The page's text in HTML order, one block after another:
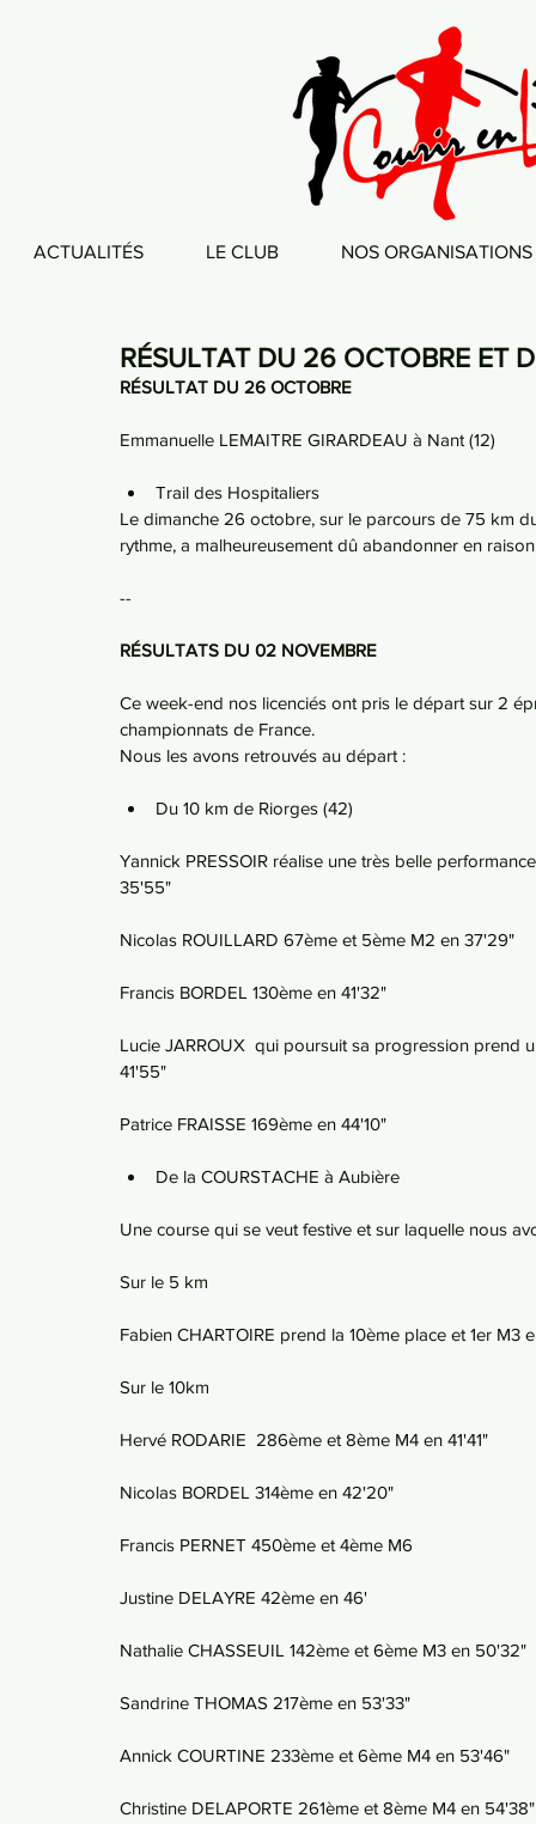
ACTUALITÉS LE CLUB NOS ORGANISATIONS
RÉSULTAT DU 26 OCTOBRE ET
RÉSULTAT DU 26 OCTOBRE
Emmanuelle LEMAITRE GIRARDEAU à Nant (12)
Trail des Hospitaliers
Le dimanche 26 octobre, sur le parcours de 75 km
rythme, a malheureusement dû abandonner en
--
RÉSULTATS DU 02 NOVEMBRE
Ce week-end nos licenciés ont pris le départ sur 2
championnats de France.
Nous les avons retrouvés au départ :
Du 10 km de Riorges (42)
Yannick PRESSOIR réalise une très belle
35'55"
Nicolas ROUILLARD 67ème et 5ème M2 en 37'29"
Francis BORDEL 130ème en 41'32"
Lucie JARROUX  qui poursuit sa progression prend
41'55"
Patrice FRAISSE 169ème en 44'10"
De la COURSTACHE à Aubière
Une course qui se veut festive et sur laquelle nous
Sur le 5 km
Fabien CHARTOIRE prend la 10ème place et 1er M3
Sur le 10km
Hervé RODARIE  286ème et 8ème M4 en 41'41"
Nicolas BORDEL 314ème en 42'20"
Francis PERNET 450ème et 4ème M6
Justine DELAYRE 42ème en 46'
Nathalie CHASSEUIL 142ème et 6ème M3 en 50'32"
Sandrine THOMAS 217ème en 53'33"
Annick COURTINE 233ème et 6ème M4 en 53'46"
Christine DELAPORTE 261ème et 8ème M4 en 54'38"